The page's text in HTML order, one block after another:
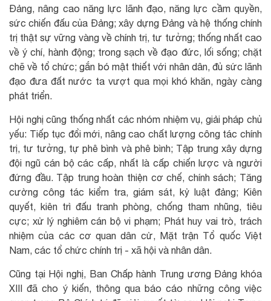
Đảng, nâng cao năng lực lãnh đạo, năng lực cầm quyền,
sức chiến đấu của Đảng; xây dựng Đảng và hệ thống chính
trị thật sự vững vàng về chính trị, tư tưởng; thống nhất cao
về ý chí, hành động; trong sạch về đạo đức, lối sống; chặt
chẽ về tổ chức; gắn bó mật thiết với nhân dân, đủ sức lãnh
đạo đưa đất nước ta vượt qua mọi khó khăn, ngày càng
phát triển.
Hội nghị cũng thống nhất các nhóm nhiệm vụ, giải pháp chủ
yếu: Tiếp tục đổi mới, nâng cao chất lượng công tác chính
trị, tư tưởng, tự phê bình và phê bình; Tập trung xây dựng
đội ngũ cán bộ các cấp, nhất là cấp chiến lược và người
đứng đầu. Tập trung hoàn thiện cơ chế, chính sách; Tăng
cường công tác kiểm tra, giám sát, kỷ luật đảng; Kiên
quyết, kiên trì đấu tranh phòng, chống tham nhũng, tiêu
cực; xử lý nghiêm cán bộ vi phạm; Phát huy vai trò, trách
nhiệm của các cơ quan dân cử, Mặt trận Tổ quốc Việt
Nam, các tổ chức chính trị - xã hội và nhân dân.
Cũng tại Hội nghị, Ban Chấp hành Trung ương Đảng khóa
XIII đã cho ý kiến, thông qua báo cáo những công việc